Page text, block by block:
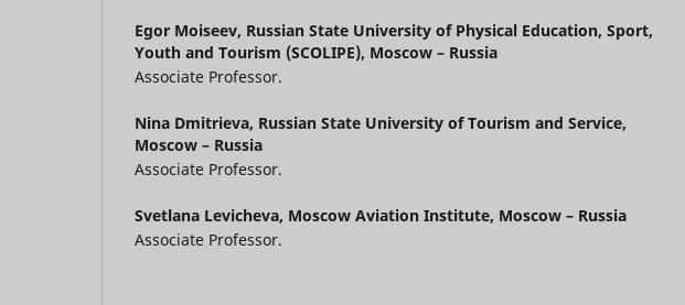
Egor Moiseev, Russian State University of Physical Education, Sport,
Youth and Tourism (SCOLIPE), Moscow – Russia
Associate Professor.
Nina Dmitrieva, Russian State University of Tourism and Service,
Moscow – Russia
Associate Professor.
Svetlana Levicheva, Moscow Aviation Institute, Moscow – Russia
Associate Professor.